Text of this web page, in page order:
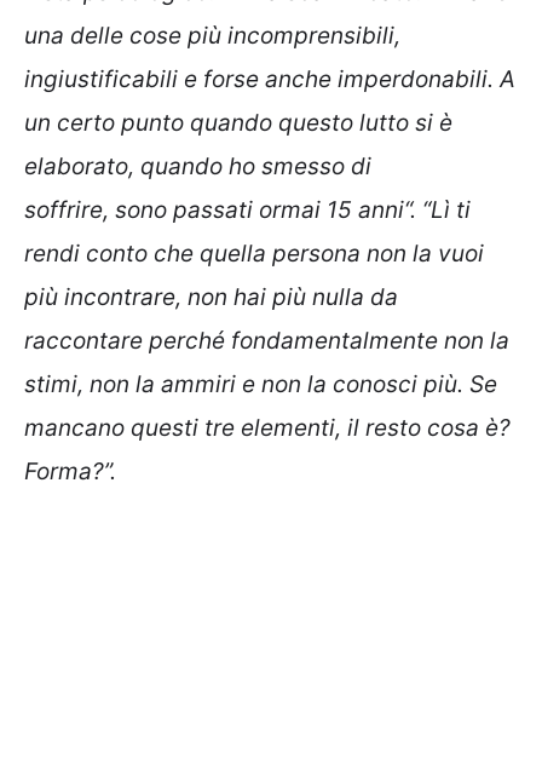
una delle cose più incomprensibili,
ingiustificabili e forse anche imperdonabili. A
un certo punto quando questo lutto si è
elaborato, quando ho smesso di
soffrire, sono passati ormai 15 anni“. “Lì ti
rendi conto che quella persona non la vuoi
più incontrare, non hai più nulla da
raccontare perché fondamentalmente non la
stimi, non la ammiri e non la conosci più. Se
mancano questi tre elementi, il resto cosa è?
Forma?”.